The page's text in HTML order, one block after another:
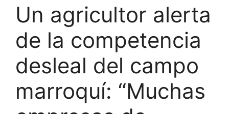
Un agricultor alerta
de la competencia
desleal del campo
marroquí: “Muchas